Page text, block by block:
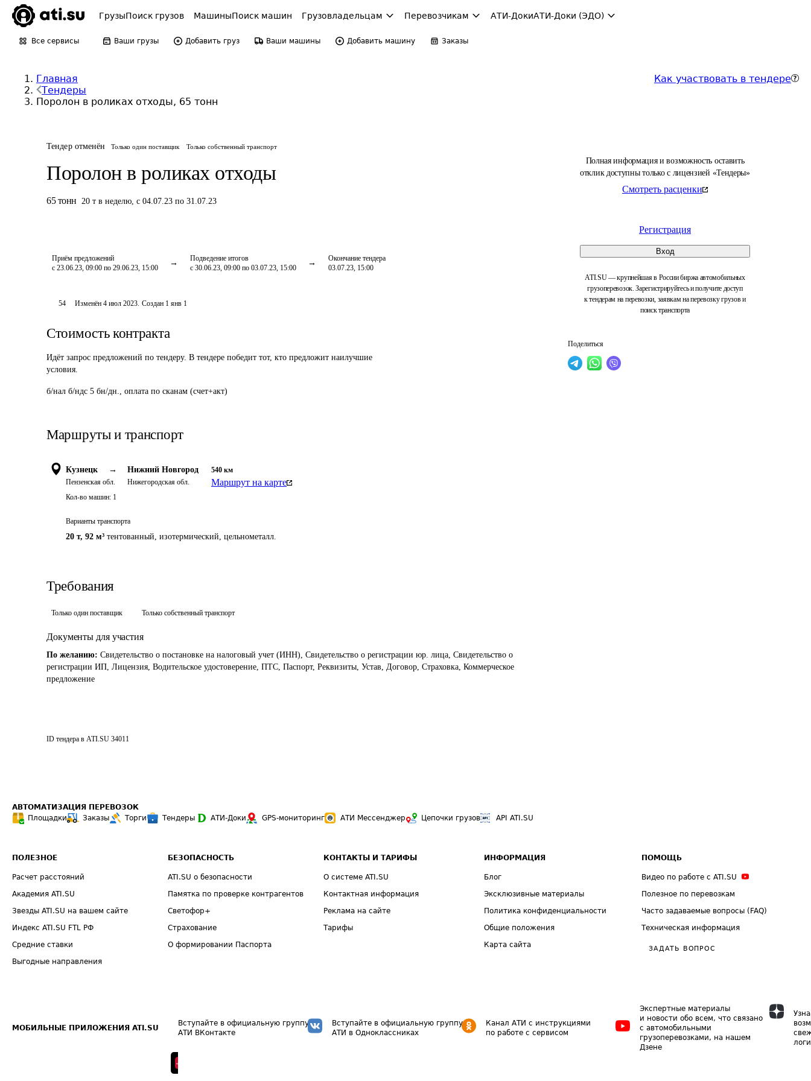
ГрузыПоиск грузов МашиныПоиск машин Грузовладельцам Перевозчикам АТИ-ДокиАТИ-Доки (ЭДО)
Все сервисы Ваши грузы Добавить груз Ваши машины Добавить машину Заказы
Главная
Тендеры
Поролон в роликах отходы, 65 тонн
Как участвовать в тендере
Тендер отменён Только один поставщик Только собственный транспорт
Поролон в роликах отходы
65 тонн 20 т в неделю, с 04.07.23 по 31.07.23
Приём предложений
с 23.06.23, 09:00 по 29.06.23, 15:00
Подведение итогов
с 30.06.23, 09:00 по 03.07.23, 15:00
Окончание тендера
03.07.23, 15:00
Полная информация и возможность оставить
отклик доступны только с лицензией «Тендеры»
Смотреть расценки
Регистрация
Вход
ATI.SU — крупнейшая в России биржа автомобильных
грузоперевозок. Зарегистрируйтесь и получите доступ
к тендерам на перевозки, заявкам на перевозку грузов и
поиск транспорта
Поделиться
54 Изменён4 июл 2023. Создан 1 янв 1
Стоимость контракта
Идёт запрос предложений по тендеру. В тендере победит тот, кто предложит наилучшие
условия.
б/нал б/ндс 5 бн/дн., оплата по сканам (счет+акт)
Маршруты и транспорт
Кузнецк →
Пензенская обл.
Нижний Новгород
Нижегородская обл.
540 км
Маршрут на карте
Кол-во машин: 1
Варианты транспорта
20 т, 92 м³ тентованный, изотермический, цельнометалл.
Требования
Только один поставщик Только собственный транспорт
Документы для участия
По желанию: Свидетельство о постановке на налоговый учет (ИНН), Свидетельство о регистрации юр. лица, Свидетельство о
регистрации ИП, Лицензия, Водительское удостоверение, ПТС, Паспорт, Реквизиты, Устав, Договор, Страховка, Коммерческое
предложение
ID тендера в ATI.SU 34011
АВТОМАТИЗАЦИЯ ПЕРЕВОЗОК
Площадки
Заказы Торги Тендеры АТИ-Доки GPS-мониторинг АТИ Мессенджер Цепочки грузов API ATI.SU
ПОЛЕЗНОЕ
Расчет расстояний
Академия ATI.SU
Звезды ATI.SU на вашем сайте
Индекс ATI.SU FTL РФ
Средние ставки
Выгодные направления
БЕЗОПАСНОСТЬ
ATI.SU о безопасности
Памятка по проверке контрагентов
Светофор+
Страхование
О формировании Паспорта
КОНТАКТЫ И ТАРИФЫ
О системе ATI.SU
Контактная информация
Реклама на сайте
Тарифы
ИНФОРМАЦИЯ
Блог
Эксклюзивные материалы
Политика конфиденциальности
Общие положения
Карта сайта
ПОМОЩЬ
Видео по работе с ATI.SU
Полезное по перевозкам
Часто задаваемые вопросы (FAQ)
Техническая информация
ЗАДАТЬ ВОПРОС
МОБИЛЬНЫЕ ПРИЛОЖЕНИЯ ATI.SU
Вступайте в официальную группу
АТИ ВКонтакте
Вступайте в официальную группу
АТИ в Одноклассниках
Канал АТИ с инструкциями
по работе с сервисом
Экспертные материалы
и новости обо всем, что связано
с автомобильными
грузоперевозками, на нашем
Дзене